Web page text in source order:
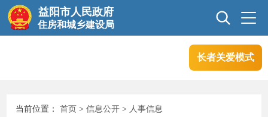
益阳市人民政府
住房和城乡建设局
信息公开
长者关爱模式
当前位置：首页 >信息公开 > 人事信息